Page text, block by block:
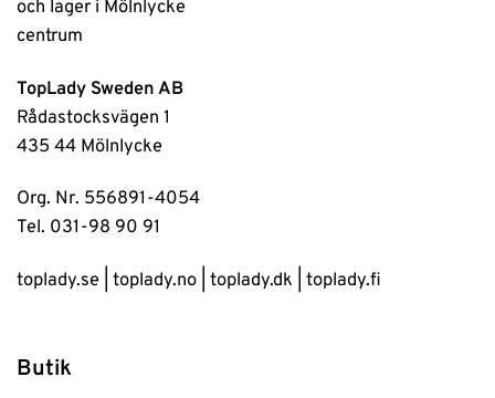
TopLady Sweden AB
Rådastocksvägen 1
435 44 Mölnlycke
Org. Nr. 556891-4054
Tel. 031-98 90 91
toplady.se toplady.no toplady.dk toplady.fi
Butik